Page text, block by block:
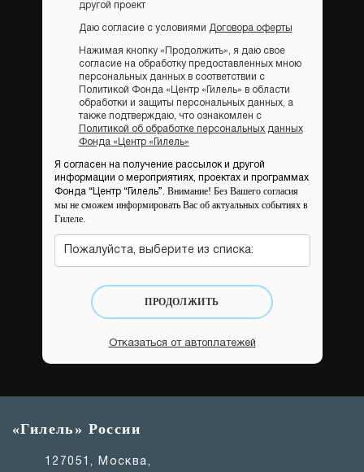
другой проект
Даю согласие с условиями Договора оферты
Нажимая кнопку «Продолжить», я даю свое
согласие на обработку предоставленных мною
персональных данных в соответствии с
Политикой Фонда «Центр «Гилель» в области
обработки и защиты персональных данных, а
также подтверждаю, что ознакомлен с
Политикой об обработке персональных данных
Фонда «Центр «Гилель»
Я согласен на получение рассылок и другой
информации о мероприятиях, проектах и программах
Фонда “Центр “Гилель”. Внимание! Без Вашего согласия
мы не сможем информировать Вас об актуальных событиях в
Гилеле.
Пожалуйста, выберите из списка:
ПРОДОЛЖИТЬ
Отказаться от автоплатежей
«Гилель» России
127051, Москва,